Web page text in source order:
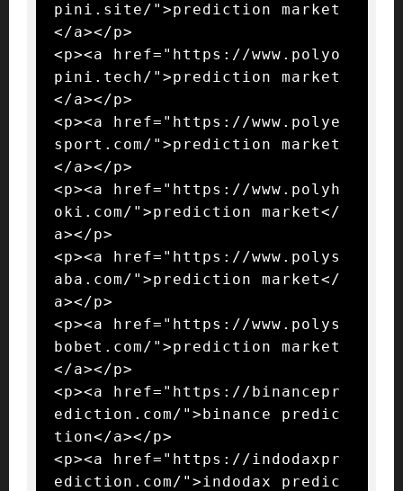
pini.site/">prediction market
</a></p>
<p><a href="https://www.polyo
pini.tech/">prediction market
</a></p>
<p><a href="https://www.polye
sport.com/">prediction market
</a></p>
<p><a href="https://www.polyh
oki.com/">prediction market</
a></p>
<p><a href="https://www.polys
aba.com/">prediction market</
a></p>
<p><a href="https://www.polys
bobet.com/">prediction market
</a></p>
<p><a href="https://binancepr
ediction.com/">binance predic
tion</a></p>
<p><a href="https://indodaxpr
ediction.com/">indodax predic